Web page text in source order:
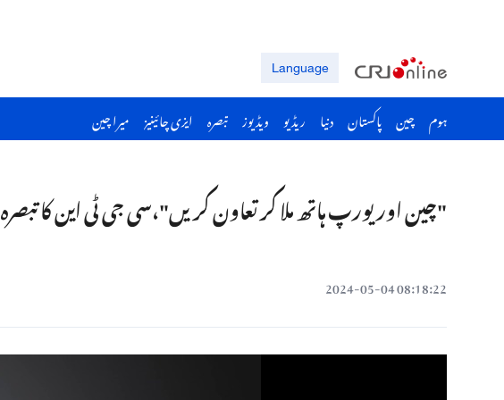
Language
ہوم چین پاکستان دنیا ریڈیو ویڈیوز تبصرہ ایزی چائینیز میرا چین
"چین اور یورپ ہاتھ ملا کر تعاون کریں"،سی جی ٹی این کا تبصرہ
08:18:22 2024-05-04